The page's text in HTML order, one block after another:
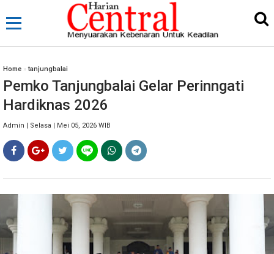
Home »tanjungbalai
Pemko Tanjungbalai Gelar Perinngati
Hardiknas 2026
Admin | Selasa | Mei 05, 2026 WIB